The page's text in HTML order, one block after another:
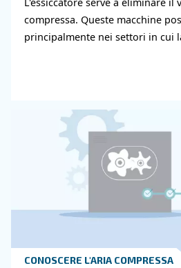
Hai bisogno di ulteriori
possibili e i nostri esperti
Scopri di più grazie ai